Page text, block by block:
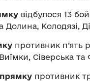
відбулося 13
Долина, Колодязі,
противник п’ять
Сіверська та
противник